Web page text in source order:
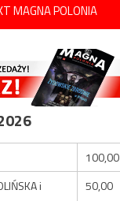
MAGNA POLONIA
100,00
i
50,00